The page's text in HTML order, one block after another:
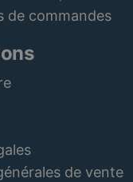
de commandes
de vente